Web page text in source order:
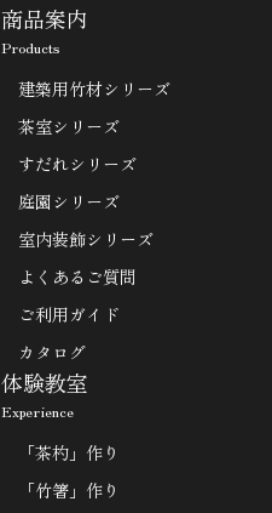
商品案内
Products
建築用竹材シリーズ
茶室シリーズ
すだれシリーズ
庭園シリーズ
室内装飾シリーズ
よくあるご質問
ご利用ガイド
カタログ
体験教室
Experience
「茶杓」作り
「竹箸」作り